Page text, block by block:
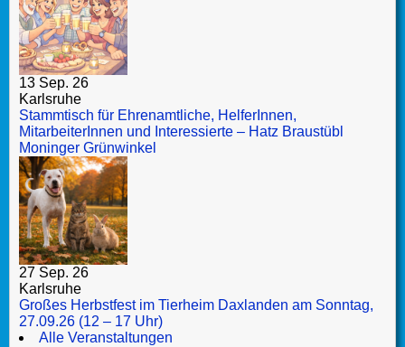
13 Sep. 26
Karlsruhe
Stammtisch für Ehrenamtliche, HelferInnen,
MitarbeiterInnen und Interessierte – Hatz Braustübl
Moninger Grünwinkel
27 Sep. 26
Karlsruhe
Großes Herbstfest im Tierheim Daxlanden am Sonntag,
27.09.26 (12 – 17 Uhr)
Alle Veranstaltungen